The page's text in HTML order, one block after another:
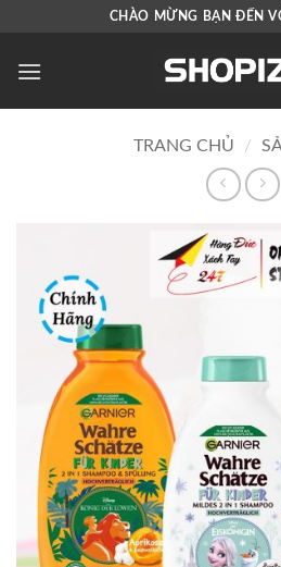
nội
CHÀO MỪNG BẠN ĐẾN
TRANG CHỦ /